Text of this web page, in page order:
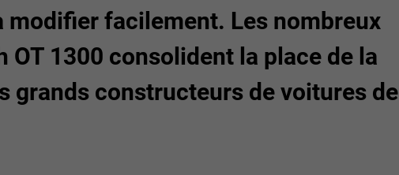
modifier facilement. Les nombreux
OT 1300 consolident la place de la
grands constructeurs de voitures de